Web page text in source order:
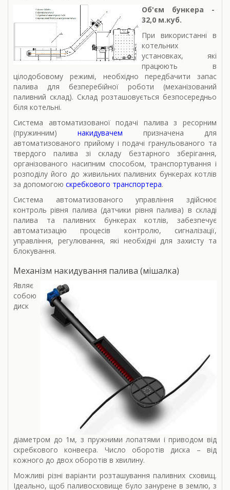
Об'єм бункера -
32,0 м.куб.
При використанні в
котельних
установках, які
працюють в
цілодобовому режимі, необхідно передбачити запас
палива для безперебійної роботи (механізований
паливний склад). Склад розташовується безпосередньо
біля котельні.
Система автоматизованої подачі палива з ресорним
(пружинним) накидувачем призначена для
автоматизованого прийому і подачі гранульованого та
твердого палива зі складу безтарного зберігання,
організованого насипним способом, транспортування і
розподілу його до живильних паливних бункерах котлів
за допомогою скребкового транспортера.
Система автоматизованого управління здійснює
контроль рівня палива (датчики рівня палива) в складі
палива та паливних бункерах котлів, забезпечує
автоматизацію процесів контролю, сигналізації,
управління, регулювання, які необхідні для захисту та
блокування.
Механізм накидування палива (мішалка)
Являє
собою
диск
діаметром до 1м, з пружними лопатями і приводом від
скребкового конвеєра. Число оборотів диска – від
кожного до двох оборотів в хвилину.
Можливі різні варіанти розташування паливних сховищ.
Ідеально, щоб паливосховище було занурене в землю, з